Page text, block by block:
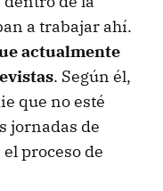
a trabajar ahí.
actualmente
. Según él,
que no esté
jornadas de
proceso de